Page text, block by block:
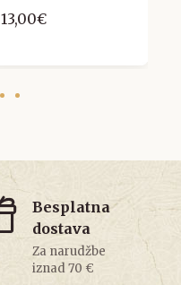
13,00€
Besplatna
dostava
Za narudžbe
iznad 70 €